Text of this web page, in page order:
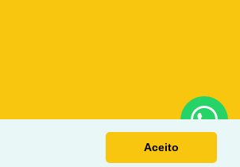
Aceito